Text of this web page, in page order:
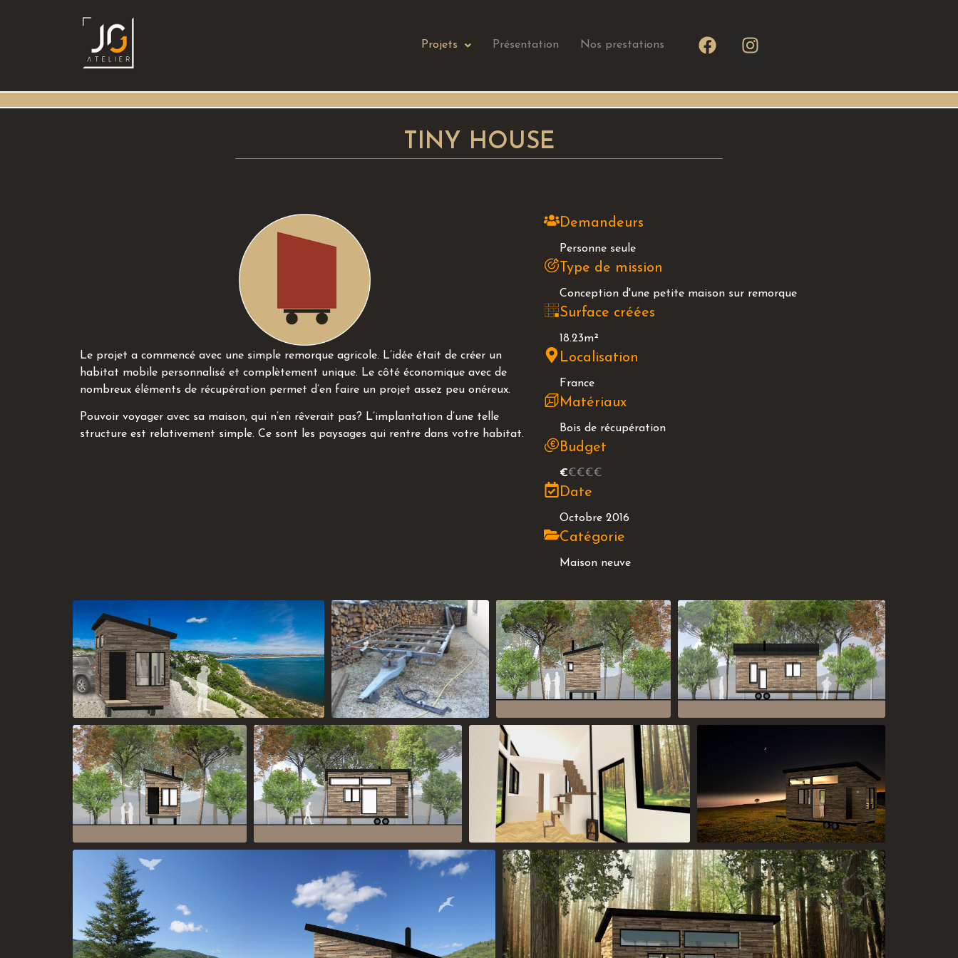
Projets Présentation Nos prestations
TINY HOUSE
Le projet a commencé avec une simple remorque agricole. L’idée était de créer un
habitat mobile personnalisé et complètement unique. Le côté économique avec de
nombreux éléments de récupération permet d’en faire un projet assez peu onéreux.
Pouvoir voyager avec sa maison, qui n’en rêverait pas? L’implantation d’une telle
structure est relativement simple. Ce sont les paysages qui rentre dans votre habitat.
Demandeurs
Personne seule
Type de mission
Conception d'une petite maison sur remorque
Surface créées
18.23m²
Localisation
France
Matériaux
Bois de récupération
Budget
€€€€€
Date
Octobre 2016
Catégorie
Maison neuve